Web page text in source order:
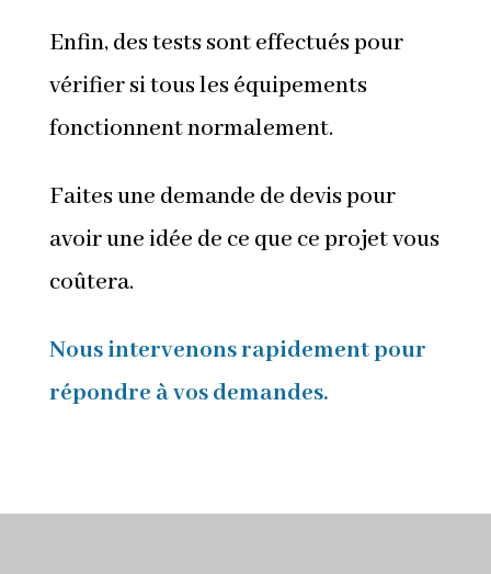
Enfin, des tests sont effectués pour
vérifier si tous les équipements
fonctionnent normalement.
Faites une demande de devis pour
avoir une idée de ce que ce projet vous
coûtera.
Nous intervenons rapidement pour
répondre à vos demandes.